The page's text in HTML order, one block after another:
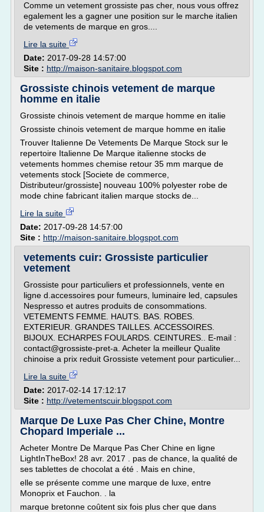
Comme un vetement grossiste pas cher, nous vous offrez
egalement les a gagner une position sur le marche italien
de vetements de marque en gros....
Lire la suite
Date: 2017-09-28 14:57:00
Site : http://maison-sanitaire.blogspot.com
Grossiste chinois vetement de marque
homme en italie
Grossiste chinois vetement de marque homme en italie
Grossiste chinois vetement de marque homme en italie
Trouver Italienne De Vetements De Marque Stock sur le
repertoire Italienne De Marque italienne stocks de
vetements hommes chemise retour 35 mm marque de
vetements stock [Societe de commerce,
Distributeur/grossiste] nouveau 100% polyester robe de
mode chine fabricant italien marque stocks de...
Lire la suite
Date: 2017-09-28 14:57:00
Site : http://maison-sanitaire.blogspot.com
vetements cuir: Grossiste particulier
vetement
Grossiste pour particuliers et professionnels, vente en
ligne d.accessoires pour fumeurs, luminaire led, capsules
Nespresso et autres produits de consommations.
VETEMENTS FEMME. HAUTS. BAS. ROBES.
EXTERIEUR. GRANDES TAILLES. ACCESSOIRES.
BIJOUX. ECHARPES FOULARDS. CEINTURES.. E-mail :
contact@grossiste-pret-a. Acheter la meilleur Qualite
chinoise a prix reduit Grossiste vetement pour particulier...
Lire la suite
Date: 2017-02-14 17:12:17
Site : http://vetementscuir.blogspot.com
Marque De Luxe Pas Cher Chine, Montre
Chopard Imperiale ...
Acheter Montre De Marque Pas Cher Chine en ligne
LightInTheBox! 28 avr. 2017 . pas de chance, la qualité de
ses tablettes de chocolat a été . Mais en chine,
elle se présente comme une marque de luxe, entre
Monoprix et Fauchon. . la
marque bretonne coûtent six fois plus cher que dans